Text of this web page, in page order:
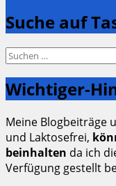
Suche auf
Suchen
nach:
Wichtiger-
Meine Blogbeiträge
und Laktosefrei,
beinhalten da ich
Verfügung gestellt